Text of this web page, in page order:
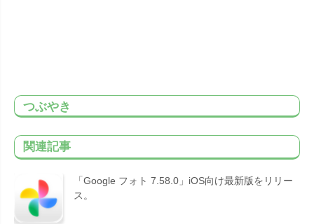
つぶやき
関連記事
「Google フォト 7.58.0」iOS向け最新版をリリー
ス。